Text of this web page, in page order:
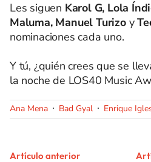
Les siguen Karol G, Lola
Maluma, Manuel Turizoy
nominaciones cada uno.
Y tú, ¿quién crees que se
la noche de LOS40 Music
Ana Mena Bad Gyal Enrique
Artículo anterior